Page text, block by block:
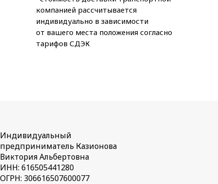
компанией рассчитывается
индивидуально в зависимости
от вашего места положения согласно
тарифов СДЭК
Индивидуальный
предприниматель Казионова
Виктория Альбертовна
ИНН: 616505441280
ОГРН: 306616507600077